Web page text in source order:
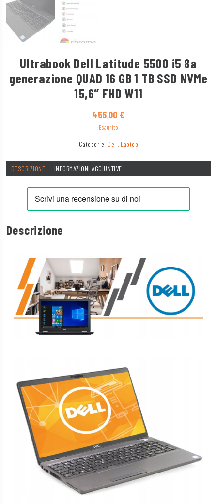
Ultrabook Dell Latitude 5500 i5 8a
generazione QUAD 16 GB 1 TB SSD NVMe
15,6″ FHD W11
455,00€
Esaurito
Categorie: Dell, Laptop
DESCRIZIONE INFORMAZIONI AGGIUNTIVE
Descrizione